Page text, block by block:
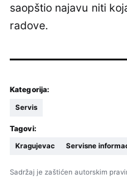
saopštio najavu niti
radove.
Kategorija:
Servis
Tagovi:
Kragujevac Servisne
Sadržaj je zaštićen autorskim